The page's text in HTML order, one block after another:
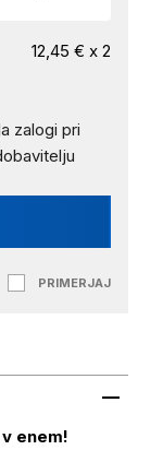
12,45 € x 2
zalogi pri
PRIMERJAJ
enem!